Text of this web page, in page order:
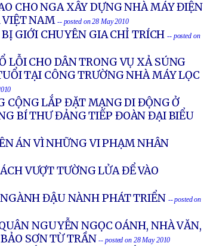
CHO NGA XÂY DỰNG NHÀ MÁY ĐIỆN
VIỆT NAM -- posted on 28 May 2010
GIỚI CHUYÊN GIA CHỈ TRÍCH -- posted on
LỖI CHO DÂN TRONG VỤ XẢ SÚNG
TẠI CÔNG TRƯỜNG NHÀ MÁY LỌC
CỘNG LẮP ĐẶT MẠNG DI ĐỘNG Ở
BÍ THƯ ĐẢNG TIẾP ĐOÀN ĐẠI BIỂU
ÁN VÌ NHỮNG VI PHẠM NHÂN
VƯỢT TƯỜNG LỬA ĐỂ VÀO
ĐẬU NÀNH PHÁT TRIỂN -- posted on
NGUYỄN NGỌC OÁNH, NHÀ VĂN,
SƠN TỪ TRẦN -- posted on 28 May 2010